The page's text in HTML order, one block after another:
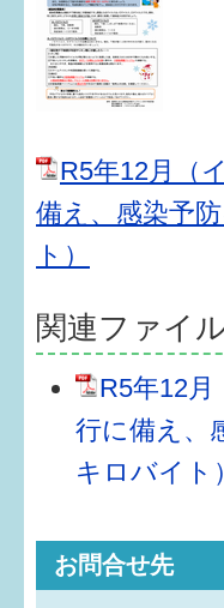
R5年12月（
備え、感染予
ト）
関連ファイ
R5年12
行に備え、
キロバイト）
お問合せ先
子どもを預け
入園・入学
さまざまな
子育てカレンダ
妊娠
出産〜3か月
3か月〜6か
6か月〜1歳
1歳〜3歳
3歳〜就学前